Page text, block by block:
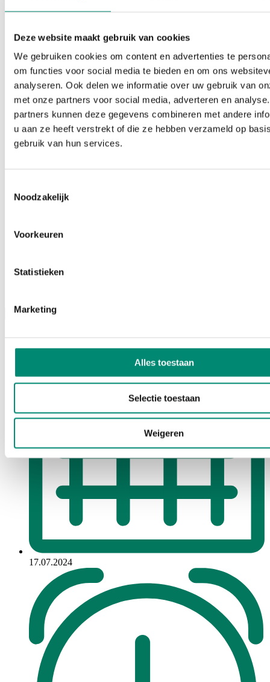
Deze website maakt gebruik van cookies
We gebruiken cookies om content en advertenties te
om functies voor social media te bieden en om ons
analyseren. Ook delen we informatie over uw gebruik van
met onze partners voor social media, adverteren en
partners kunnen deze gegevens combineren met andere
u aan ze heeft verstrekt of die ze hebben verzameld op
gebruik van hun services.
Noodzakelijk
Voorkeuren
Statistieken
Marketing
Alles toestaan
Selectie toestaan
Weigeren
Menu
17.07.2024